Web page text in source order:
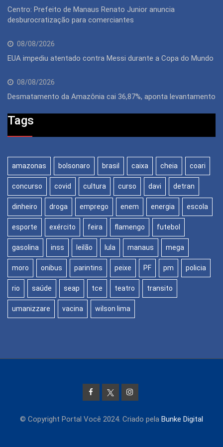
Centro: Prefeito de Manaus Renato Junior anuncia
desburocratização para comerciantes
08/08/2026
EUA impediu atentado contra Messi durante a Copa do Mundo
08/08/2026
Desmatamento da Amazônia cai 36,87%, aponta levantamento
Tags
amazonas bolsonaro brasil caixa cheia coari
concurso covid cultura curso davi detran
dinheiro droga emprego enem energia escola
esporte exército feira flamengo futebol
gasolina inss leilão lula manaus mega
moro onibus parintins peixe PF pm policia
rio saúde seap tce teatro transito
umanizzare vacina wilson lima
© Copyright Portal Você 2024. Criado pela Bunke Digital